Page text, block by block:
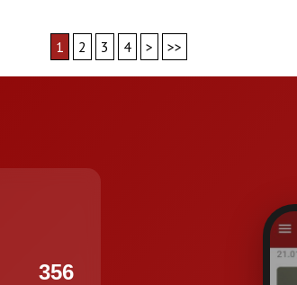
1 2 3 4 > >>
356